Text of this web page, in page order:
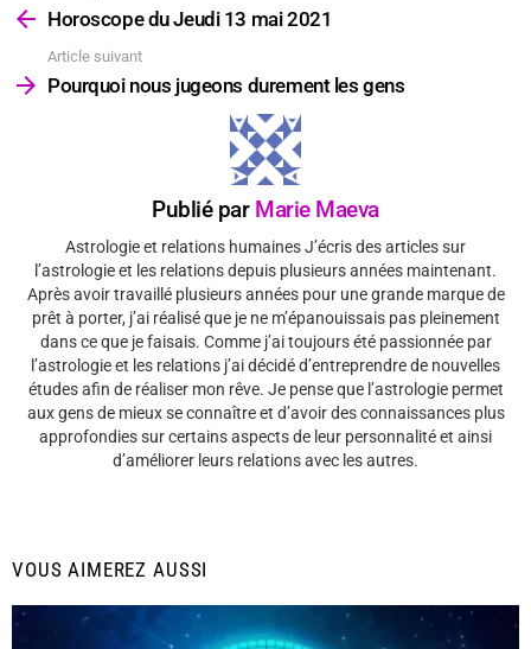
plus
Horoscope du Jeudi 13 mai 2021
Article suivant
Pourquoi nous jugeons durement les gens
Publié par Marie Maeva
Astrologie et relations humaines J’écris des articles sur
l’astrologie et les relations depuis plusieurs années maintenant.
Après avoir travaillé plusieurs années pour une grande marque de
prêt à porter, j’ai réalisé que je ne m’épanouissais pas pleinement
dans ce que je faisais. Comme j’ai toujours été passionnée par
l’astrologie et les relations j’ai décidé d’entreprendre de nouvelles
études afin de réaliser mon rêve. Je pense que l’astrologie permet
aux gens de mieux se connaître et d’avoir des connaissances plus
approfondies sur certains aspects de leur personnalité et ainsi
d’améliorer leurs relations avec les autres.
VOUS AIMEREZ AUSSI